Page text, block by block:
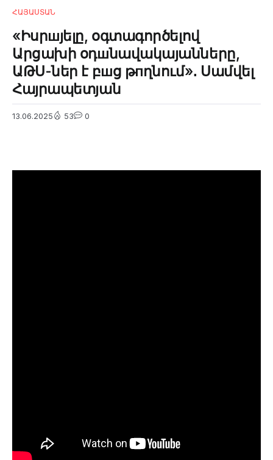
ՀԱՅԱՍՏԱՆ
«Իսրшյելը, օգտագործելով
Արցախի օդшնավակայանները,
ԱԹՍ-ներ է բшց թпղնում»․ Սամվել
Հայրապետյան
13.06.2025 53 0